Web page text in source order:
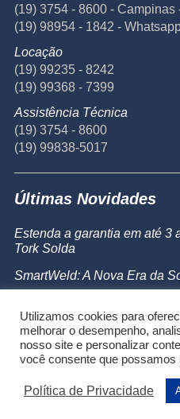
(19) 3754 - 8600 - Campinas
(19) 98954 - 1842 -
Locação
(19) 99235 - 8242
(19) 99368 - 7399
Assistência Técnica
(19) 3754 - 8600
(19) 99838-5017
Últimas Novidades
Estenda a garantia em até 3
Tork Solda
SmartWeld: A Nova Era da
Powermax 45 SYNC
Utilizamos cookies para
melhorar o desempenho,
nosso site e personalizar
você consente que
Política de Privacidade